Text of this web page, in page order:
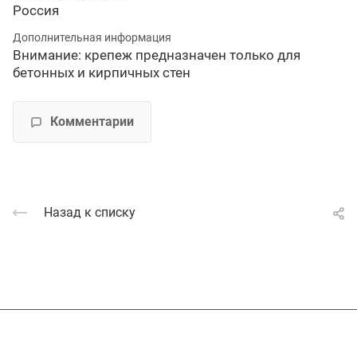
Россия
Дополнительная информация
Внимание: крепеж предназначен только для
бетонных и кирпичных стен
Комментарии
Назад к списку